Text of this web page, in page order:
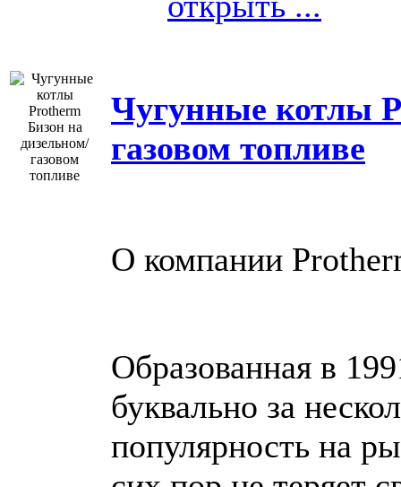
Чугунные котлы
газовом топливе
О компании
Образованная в
буквально за
популярность на